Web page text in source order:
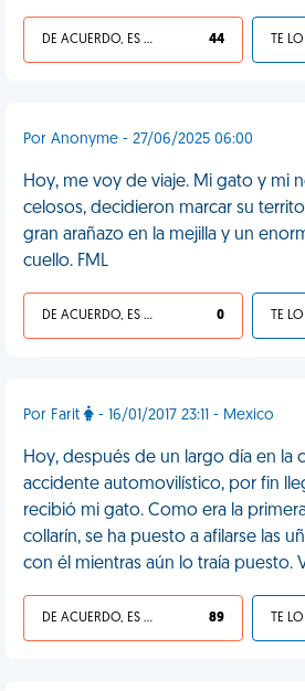
DE ACUERDO, ES UNA VIDA HP 44 TE
Por Anonyme - 27/06/2025 06:00
Hoy, me voy de viaje. Mi gato y mi
celosos, decidieron marcar su
gran arañazo en la mejilla y un
cuello. FML
DE ACUERDO, ES UNA VIDA HP 0 TE
Por Farit - 16/01/2017 23:11 - Mexico
Hoy, después de un largo día en la
accidente automovilístico, por fin
recibió mi gato. Como era la
collarín, se ha puesto a afilarse las
con él mientras aún lo traía puesto.
DE ACUERDO, ES UNA VIDA HP 89 TE